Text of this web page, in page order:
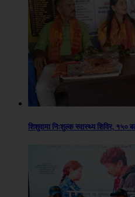
शिशुवामा निःशुल्क स्वास्थ्य शिविर, १५०